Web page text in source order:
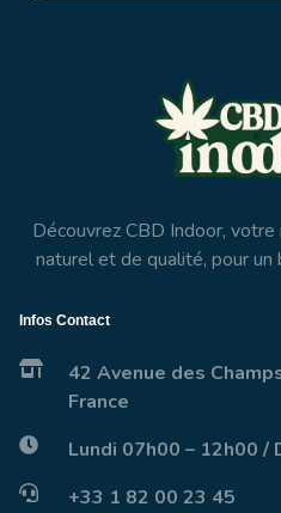
Découvrez CBD Indoor,
naturel et de qualité, pour
Infos Contact
42 Avenue des
France
Lundi 07h00 – 12h00 /
+33 1 82 00 23 45